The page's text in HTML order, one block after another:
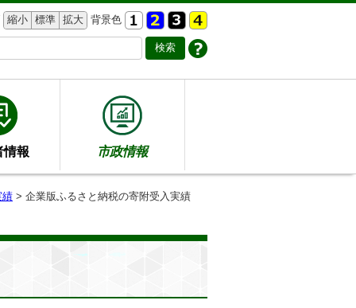
縮小 標準 拡大 背景色
情報 市政情報
績 > 企業版ふるさと納税の寄附受入実績